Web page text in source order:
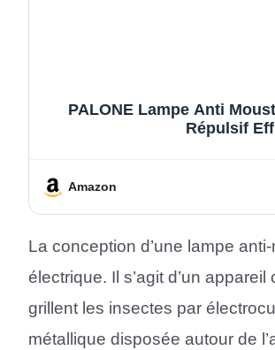
PALONE Lampe Anti
Répulsif
Amazon
La conception d’une lampe
électrique. Il s’agit d’un
grillent les insectes par
métallique disposée autour de